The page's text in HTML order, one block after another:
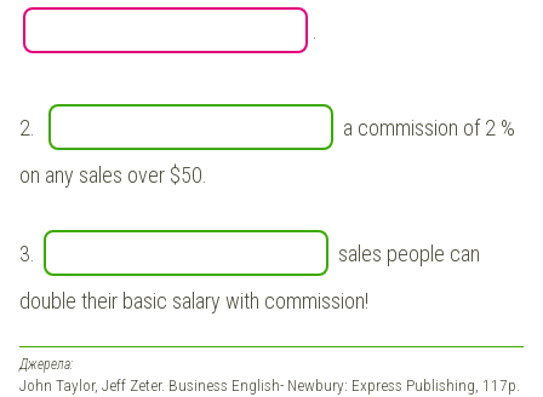
2.
a commission of 2 %
on any sales over $50.
3.
sales people can
double their basic salary with commission!
Джерела:
John Taylor, Jeff Zeter. Business English- Newbury: Express Publishing, 117p.